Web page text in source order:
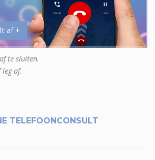
af +
te sluiten.
leg af.
TELEFOONCONSULT